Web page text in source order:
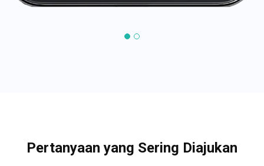
Pertanyaan yang Sering Diajukan